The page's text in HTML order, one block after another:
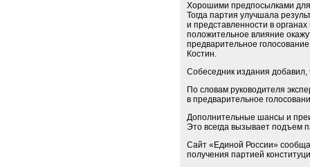
Хорошими предпосылками для
Тогда партия улучшала
и представленности в
положительное влияние
предварительное
Костин.
Собеседник издания добавил,
По словам руководителя
в предварительное
Дополнительные шансы и
Это всегда вызывает подъем
Сайт «Единой России»
получения партией